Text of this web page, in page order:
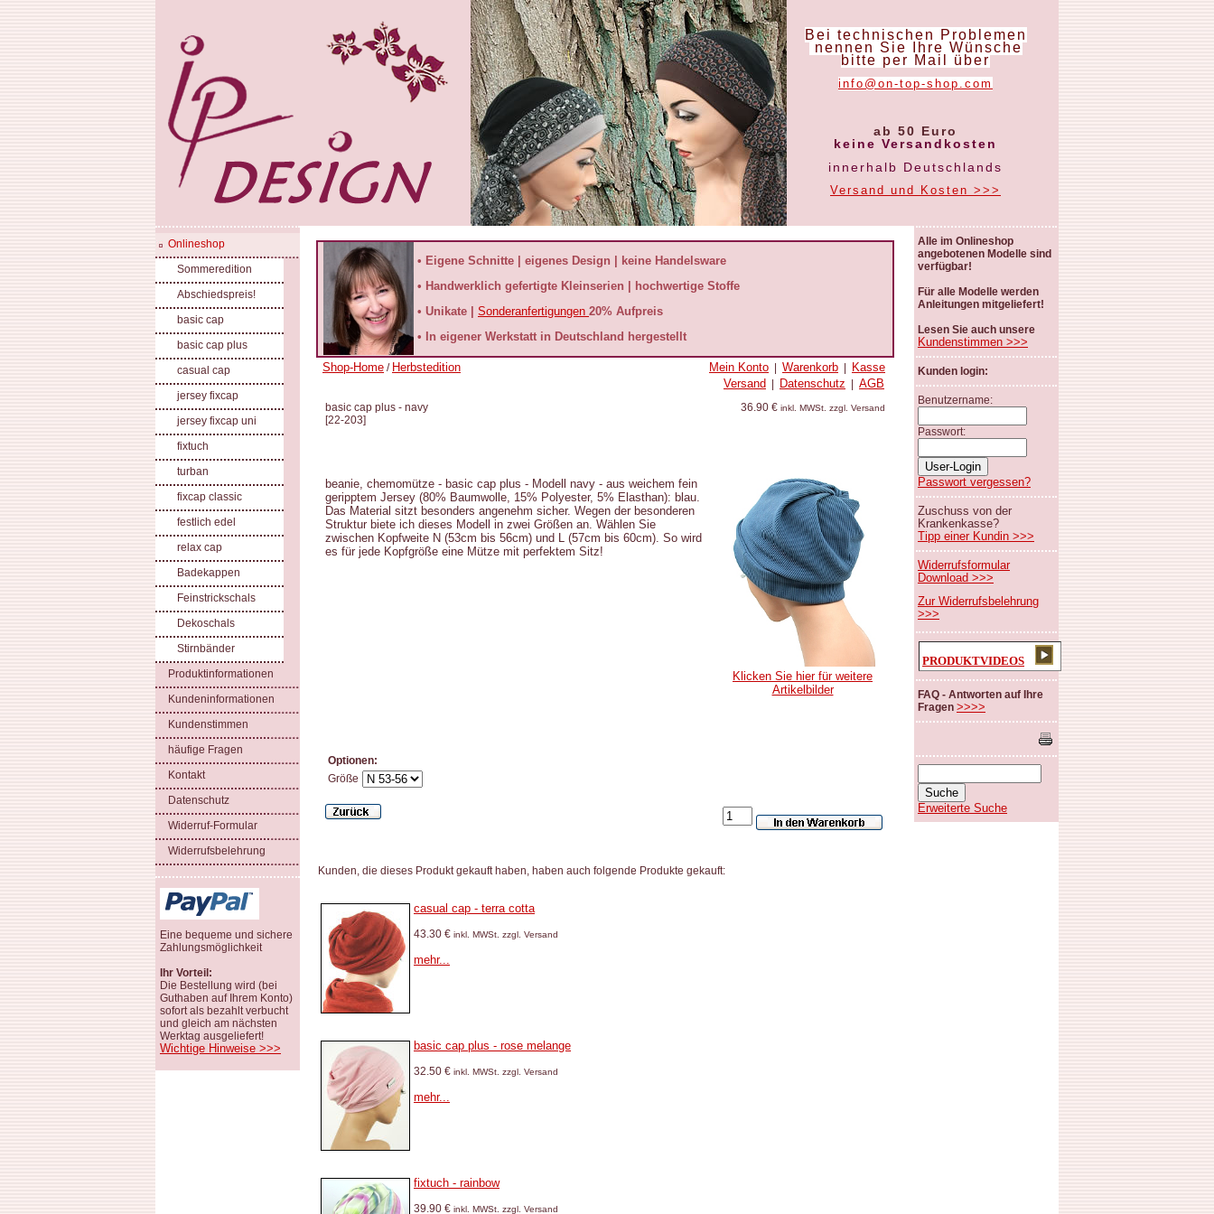
Bei technischen Problemen
nennen Sie Ihre Wünsche
bitte per Mail über
info@on-top-shop.com
ab 50 Euro
keine Versandkosten
innerhalb Deutschlands
Versand und Kosten >>>
Onlineshop
Sommeredition
Abschiedspreis!
basic cap
basic cap plus
casual cap
jersey fixcap
jersey fixcap uni
fixtuch
turban
fixcap classic
festlich edel
relax cap
Badekappen
Feinstrickschals
Dekoschals
Stirnbänder
Produktinformationen
Kundeninformationen
Kundenstimmen
häufige Fragen
Kontakt
Datenschutz
Widerruf-Formular
Widerrufsbelehrung
Eine bequeme und sichere
Zahlungsmöglichkeit
Ihr Vorteil:
Die Bestellung wird (bei
Guthaben auf Ihrem Konto)
sofort als bezahlt verbucht
und gleich am nächsten
Werktag ausgeliefert!
Wichtige Hinweise >>>
• Eigene Schnitte | eigenes Design | keine Handelsware
• Handwerklich gefertigte Kleinserien | hochwertige Stoffe
• Unikate | Sonderanfertigungen 20% Aufpreis
• In eigener Werkstatt in Deutschland hergestellt
Shop-Home / Herbstedition Mein Konto Warenkorb
Kasse
Versand
Datenschutz AGB
basic cap plus - navy
[22-203]
36.90 € inkl. MWSt. zzgl. Versand
beanie, chemomütze - basic cap plus - Modell navy - aus weichem fein
geripptem Jersey (80% Baumwolle, 15% Polyester, 5% Elasthan): blau.
Das Material sitzt besonders angenehm sicher. Wegen der besonderen
Struktur biete ich dieses Modell in zwei Größen an. Wählen Sie
zwischen Kopfweite N (53cm bis 56cm) und L (57cm bis 60cm). So wird
es für jede Kopfgröße eine Mütze mit perfektem Sitz!
Klicken Sie hier für weitere
Artikelbilder
Optionen:
Größe
Kunden, die dieses Produkt gekauft haben, haben auch folgende Produkte gekauft:
casual cap - terra cotta
43.30 € inkl. MWSt. zzgl. Versand
mehr...
basic cap plus - rose melange
32.50 € inkl. MWSt. zzgl. Versand
mehr...
fixtuch - rainbow
39.90 € inkl. MWSt. zzgl. Versand
Alle im Onlineshop
angebotenen Modelle sind
verfügbar!
Für alle Modelle werden
Anleitungen mitgeliefert!
Lesen Sie auch unsere
Kundenstimmen >>>
Kunden login:
Benutzername:
Passwort:
Passwort vergessen?
Zuschuss von der
Krankenkasse?
Tipp einer Kundin >>>
Widerrufsformular
Download >>>
Zur Widerrufsbelehrung
>>>
PRODUKTVIDEOS
FAQ - Antworten auf Ihre
Fragen >>>>
Erweiterte Suche